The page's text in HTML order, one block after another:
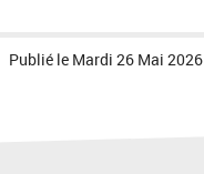
Publié le Mardi 26 Mai 2026